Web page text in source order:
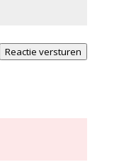
Reactie versturen